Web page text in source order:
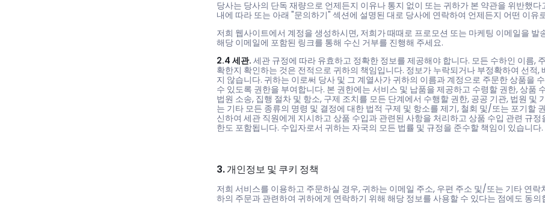
당사는 당사의 단독 재량으로 언제든지 이유나 통지 없이 또는 귀하가 본 약관을 위반했
내에 따라 또는 아래 "문의하기" 섹션에 설명된 대로 당사에 연락하여 언제든지 어떤 이유
저희 웹사이트에서 계정을 생성하시면, 저희가 때때로 프로모션 또는 마케팅 이메일을
해당 이메일에 포함된 링크를 통해 수신 거부를 진행해 주세요.
2.4 세관. 세관 규정에 따라 유효하고 정확한 정보를 제공해야 합니다. 모든 수하인 이름,
확한지 확인하는 것은 전적으로 귀하의 책임입니다. 정보가 누락되거나 부정확하여 선
지 않습니다. 귀하는 이로써 당사 및 그 계열사가 귀하의 이름과 계정으로 주문한 상품을
수 있도록 권한을 부여합니다. 본 권한에는 서비스 및 납품을 제공하고 수령할 권한, 상
법원 소송, 집행 절차 및 항소, 구제 조치를 모든 단계에서 수행할 권한, 공공 기관, 법원
는 기타 모든 종류의 명령 및 결정에 대한 법적 구제 및 항소를 제기, 철회 및/또는 포기
신하여 세관 직원에게 지시하고 상품 수입과 관련된 사항을 처리하고 상품 수입 관련 규
한도 포함됩니다. 수입자로서 귀하는 자국의 모든 법률 및 규정을 준수할 책임이 있습니다.
3. 개인정보 및 쿠키 정책
저희 서비스를 이용하고 주문하실 경우, 귀하는 이메일 주소, 우편 주소 및/또는 기타 연
하의 주문과 관련하여 귀하에게 연락하기 위해 해당 정보를 사용할 수 있다는 점에도 동의